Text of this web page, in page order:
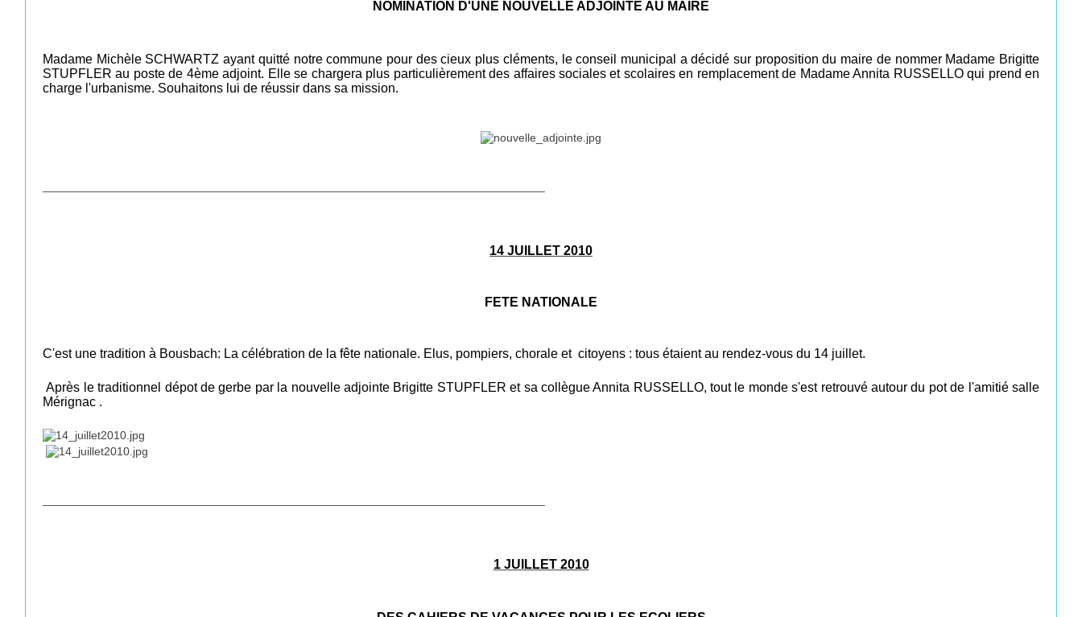
NOMINATION D'UNE NOUVELLE ADJOINTE AU MAIRE
Madame Michèle SCHWARTZ ayant quitté notre commune pour des cieux plus cléments, le conseil municipal a décidé sur proposition du maire de nommer Madame Brigitte
STUPFLER au poste de 4ème adjoint. Elle se chargera plus particulièrement des affaires sociales et scolaires en remplacement de Madame Annita RUSSELLO qui prend en
charge l'urbanisme. Souhaitons lui de réussir dans sa mission.
14 JUILLET 2010
FETE NATIONALE
C'est une tradition à Bousbach: La célébration de la fête nationale. Elus, pompiers, chorale et citoyens : tous étaient au rendez-vous du 14 juillet.
Après le traditionnel dépot de gerbe par la nouvelle adjointe Brigitte STUPFLER et sa collègue Annita RUSSELLO, tout le monde s'est retrouvé autourdu pot de l'amitié salle
Mérignac .
1 JUILLET 2010